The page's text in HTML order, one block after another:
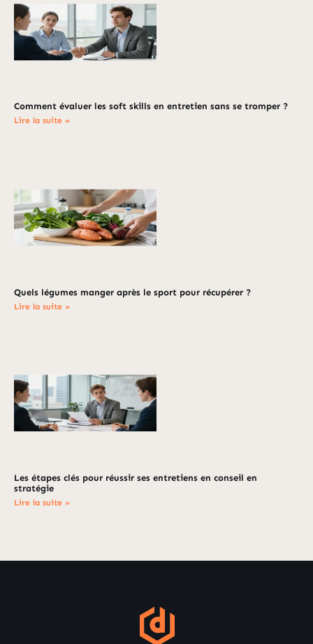
Comment évaluer les soft skills en entretien sans se tromper ?
Lire la suite »
Quels légumes manger après le sport pour récupérer ?
Lire la suite »
Les étapes clés pour réussir ses entretiens en conseil en
stratégie
Lire la suite »